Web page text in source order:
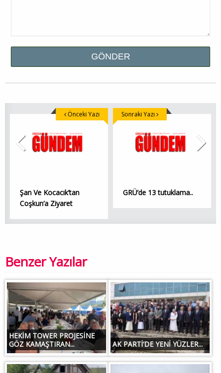
Şan Ve Kocacık’tan
Coşkun’a Ziyaret
Önceki Yazı
GRÜ’de 13 tutuklama..
Sonraki Yazı
Benzer Yazılar
HEKİM TOWER PROJESİNE
GÖZ KAMAŞTIRAN...
AK PARTİ’DE YENİ YÜZLER...